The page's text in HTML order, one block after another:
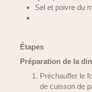
Sel et poivre du
Étapes
Préparation de la
Préchauffer le
de cuisson de